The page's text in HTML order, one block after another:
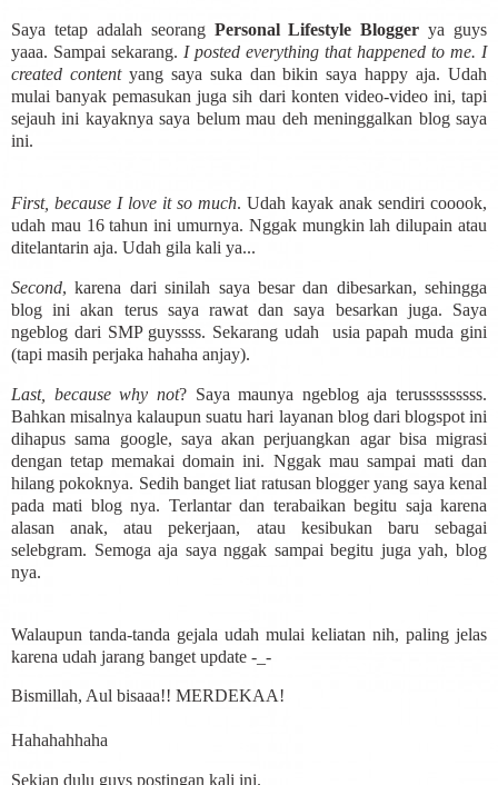
Saya tetap adalah seorang Personal Lifestyle Blogger ya guys
yaaa. Sampai sekarang. I posted everything that happened to me. I
created contentyang saya suka dan bikin saya happy aja. Udah
mulai banyak pemasukan juga sih dari konten video-video ini, tapi
sejauh ini kayaknya saya belum mau deh meninggalkan blog saya
ini.
First, because I love it so much. Udah kayak anak sendiri cooook,
udah mau 16 tahun ini umurnya. Nggak mungkin lah dilupain atau
ditelantarin aja. Udah gila kali ya...
Second, karena dari sinilah saya besar dan dibesarkan, sehingga
blog ini akan terus saya rawat dan saya besarkan juga. Saya
ngeblog dari SMP guyssss. Sekarang udah usia papah muda gini
(tapi masih perjaka hahaha anjay).
Last, because why not? Saya maunya ngeblog aja terusssssssss.
Bahkan misalnya kalaupun suatu hari layanan blog dari blogspot ini
dihapus sama google, saya akan perjuangkan agar bisa migrasi
dengan tetap memakai domain ini. Nggak mau sampai mati dan
hilang pokoknya. Sedih banget liat ratusan blogger yang saya kenal
pada mati blog nya. Terlantar dan terabaikan begitu saja karena
alasan anak, atau pekerjaan, atau kesibukan baru sebagai
selebgram. Semoga aja saya nggak sampai begitu juga yah, blog
nya.
Walaupun tanda-tanda gejala udah mulai keliatan nih, paling jelas
karena udah jarang banget update -_-
Bismillah, Aul bisaaa!! MERDEKAA!
Hahahahhaha
Sekian dulu guys postingan kali ini.